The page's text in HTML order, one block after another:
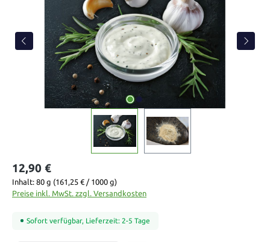
12,90 €
Inhalt: 80 g (161,25 € / 1000 g)
Preise inkl. MwSt. zzgl. Versandkosten
Sofort verfügbar, Lieferzeit: 2-5 Tage